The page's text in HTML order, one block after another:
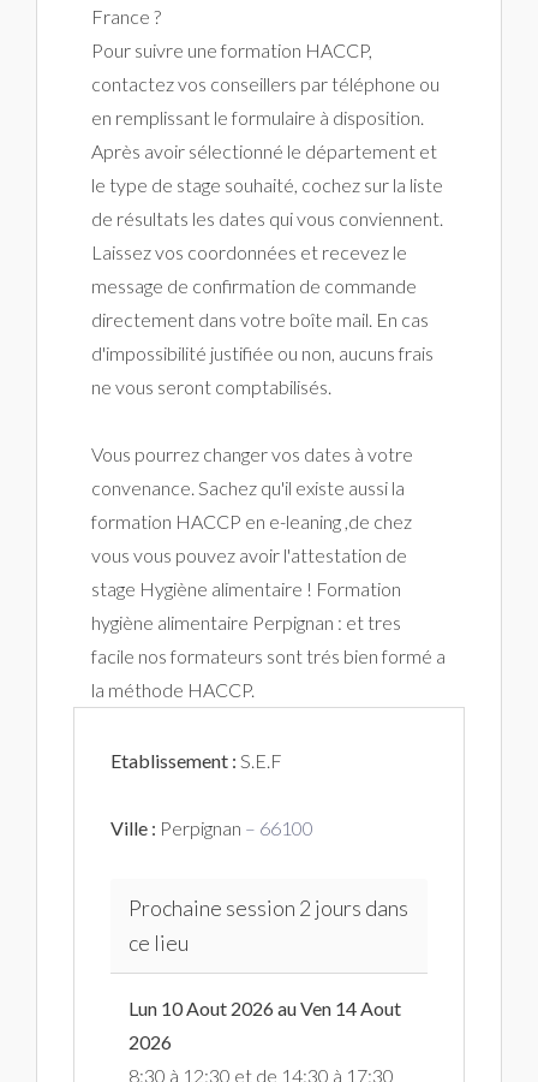
France ?
Pour suivre une formation HACCP,
contactez vos conseillers par téléphone ou
en remplissant le formulaire à disposition.
Après avoir sélectionné le département et
le type de stage souhaité, cochez sur la liste
de résultats les dates qui vous conviennent.
Laissez vos coordonnées et recevez le
message de confirmation de commande
directement dans votre boîte mail. En cas
d'impossibilité justifiée ou non, aucuns frais
ne vous seront comptabilisés.
Vous pourrez changer vos dates à votre
convenance. Sachez qu'il existe aussi la
formation HACCP en e-leaning ,de chez
vous vous pouvez avoir l'attestation de
stage Hygiène alimentaire ! Formation
hygiène alimentaire Perpignan : et tres
facile nos formateurs sont trés bien formé a
la méthode HACCP.
Etablissement : S.E.F
Ville : Perpignan – 66100
Prochaine session 2 jours dans
ce lieu
Lun 10 Aout 2026 au Ven 14 Aout
2026
8:30 à 12:30 et de 14:30 à 17:30